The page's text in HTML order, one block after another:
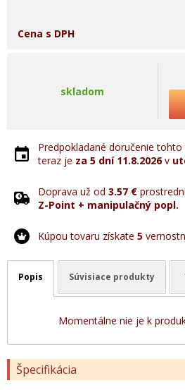
Cena s DPH
skladom
Predpokladané doručenie
teraz je za 5 dní 11.8.2026v
Doprava už od 3.57 €
Z-Point + manipulačný popl.
Kúpou tovaru získate 5
Popis Súvisiace produkty
Momentálne nie je k
Špecifikácia